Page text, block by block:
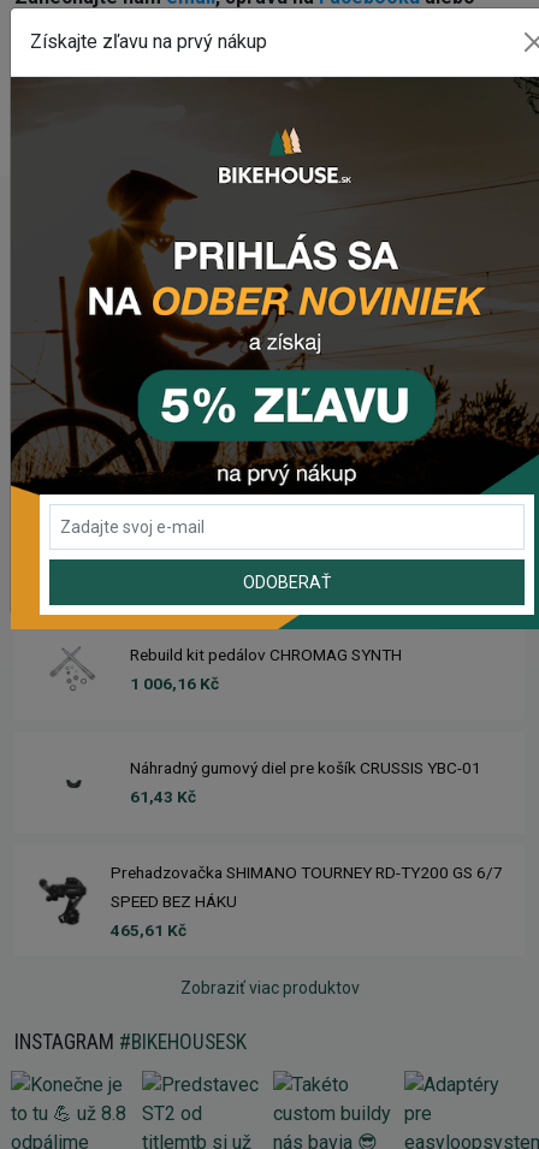
WEBOVÁ STRÁNKA VÝROBCU
POSLEDNÉ PRIDANÉ PRODUKTY
Sedlo CHROMAG LIMBER
2 420,18 Kč
Zimušné Rukavice CHROMAG SIGNAL
1 104,44 Kč
Sedlo CHROMAG TRAILMASTER DT V2
Rebuild kit pedálov CHROMAG SYNTH
1 006,16 Kč
Náhradný gumový diel pre košík CRUSSIS YBC-01
61,43 Kč
Prehadzovačka SHIMANO TOURNEY RD-TY200 GS 6/7
SPEED BEZ HÁKU
465,61 Kč
Zobraziť viac produktov
INSTAGRAM #BIKEHOUSESK
Získajte zľavu na prvý nákup
ODOBERAŤ